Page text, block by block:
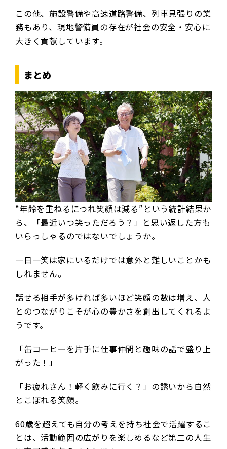
この他、施設警備や高速道路警備、列車見張りの業
務もあり、現地警備員の存在が社会の安全・安心に
大きく貢献しています。
まとめ
“年齢を重ねるにつれ笑顔は減る”という統計結果か
ら、「最近いつ笑っただろう？」と思い返した方も
いらっしゃるのではないでしょうか。
一日一笑は家にいるだけでは意外と難しいことかも
しれません。
話せる相手が多ければ多いほど笑顔の数は増え、人
とのつながりこそが心の豊かさを創出してくれるよ
うです。
「缶コーヒーを片手に仕事仲間と趣味の話で盛り上
がった！」
「お疲れさん！軽く飲みに行く？」の誘いから自然
とこぼれる笑顔。
60歳を超えても自分の考えを持ち社会で活躍するこ
とは、活動範囲の広がりを楽しめるなど第二の人生